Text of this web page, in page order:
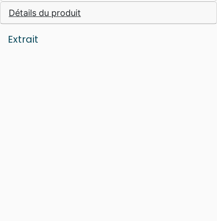
Détails du produit
Extrait